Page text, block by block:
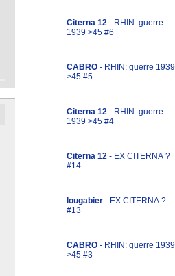
Citerna 12 - RHIN: guerre
1939 >45 #6
CABRO - RHIN: guerre 1939
>45 #5
Citerna 12 - RHIN: guerre
1939 >45 #4
Citerna 12 - EX CITERNA ?
#14
lougabier - EX CITERNA ?
#13
CABRO - RHIN: guerre 1939
>45 #3